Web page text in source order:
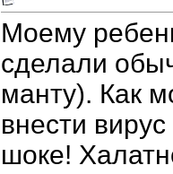
Моему
сделали
манту). Как
внести
шоке!